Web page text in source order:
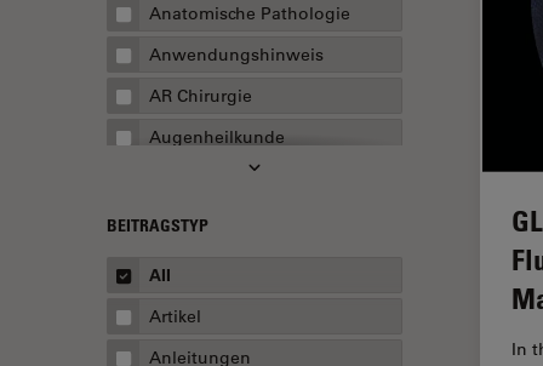
Anatomische Pathologie
Anwendungshinweis
AR Chirurgie
Augenheilkunde
Augmented Reality
Ausbildung
Transport
BEITRAGSTYP
All
Artikel
Anleitungen
In